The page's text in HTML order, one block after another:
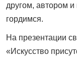
другом, автором
гордимся.
На презентации
«Искусство